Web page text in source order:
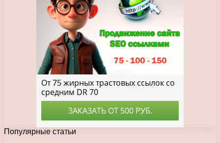
Популярные статьи